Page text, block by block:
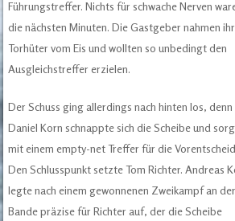
Führungstreffer. Nichts für schwache Nerven
die nächsten Minuten. Die Gastgeber nahmen
Torhüter vom Eis und wollten so unbedingt den
Ausgleichstreffer erzielen.
Der Schuss ging allerdings nach hinten los, denn
Daniel Korn schnappte sich die Scheibe und
mit einem empty-net Treffer für die
Den Schlusspunkt setzte Tom Richter. Andreas
legte nach einem gewonnenen Zweikampf an der
Bande präzise für Richter auf, der die Scheibe